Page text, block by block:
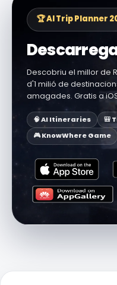
🏆 AI Trip Planner
Descobriu el millor de
d'1 milió de
amagades. Gratis a
🧠 AI Itineraries
🎒
🎮 KnowWhere Game